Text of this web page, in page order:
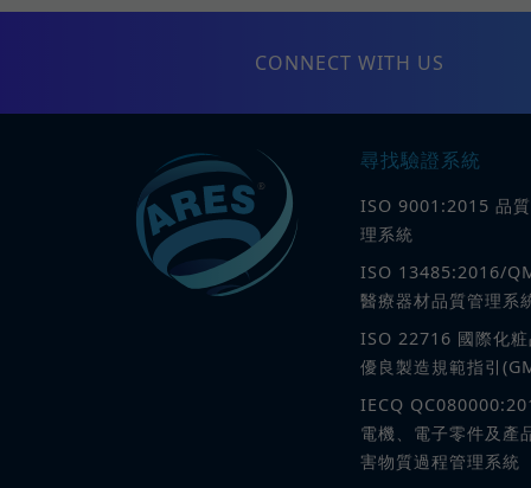
CONNECT WITH US
尋找驗證系統
ISO 9001:2015 品
理系統
ISO 13485:2016/
醫療器材品質管理系
ISO 22716 國際化粧
優良製造規範指引
IECQ
電機、電子零件及產
害物質過程管理系統